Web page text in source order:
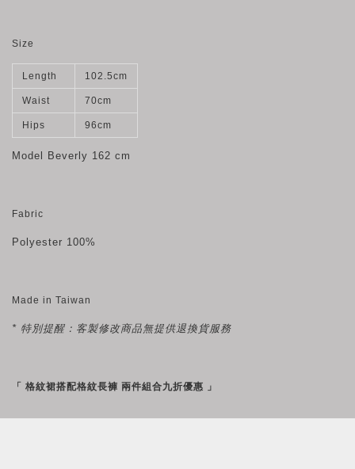
Size
Length 102.5cm
Waist 70cm
Hips 96cm
Model Beverly 162 cm
Fabric
Polyester 100%
Made in Taiwan
* 特別提醒：客製修改商品無提供退換貨服務
「 格紋裙搭配格紋長褲 兩件組合九折優惠 」